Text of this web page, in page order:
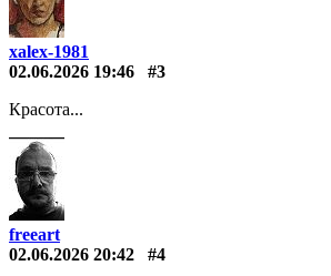
xalex-1981
02.06.2026 19:46
#3
Красота...
freeart
02.06.2026 20:42
#4